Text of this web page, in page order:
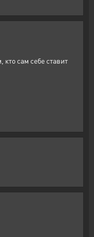
кто сам себе ставит